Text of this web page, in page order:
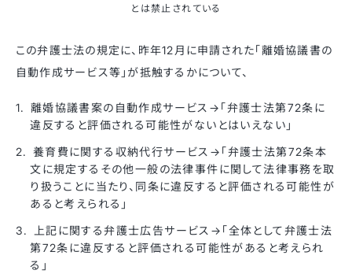
とは禁止されている
この弁護士法の規定に、昨年12月に申請された「離婚協議書の
自動作成サービス等」が抵触するかについて、
離婚協議書案の自動作成サービス→「弁護士法第72条に
違反すると評価される可能性がないとはいえない」
養育費に関する収納代行サービス→「弁護士法第72条本
文に規定するその他一般の法律事件に関して法律事務を取
り扱うことに当たり、同条に違反すると評価される可能性が
あると考えられる」
上記に関する弁護士広告サービス→「全体として弁護士法
第72条に違反すると評価される可能性があると考えられ
る」